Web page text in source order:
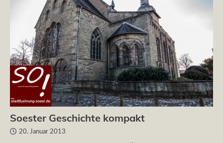
Soester Geschichte kompakt
20. Januar 2013